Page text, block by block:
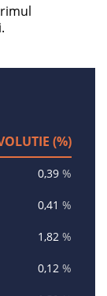
(%)
0,39 %
0,41 %
1,82 %
0,12 %